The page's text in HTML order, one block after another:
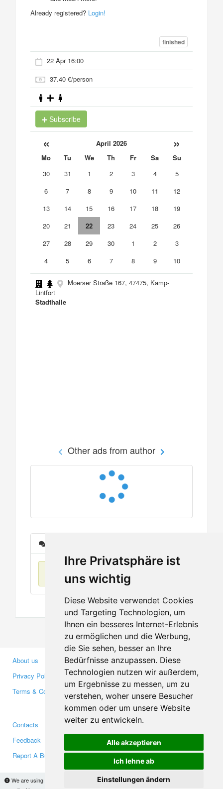
Ihre Privatsphäre ist
uns wichtig
Diese Website verwendet Cookies
und Targeting Technologien, um
Ihnen ein besseres Internet-Erlebnis
zu ermöglichen und die Werbung,
die Sie sehen, besser an Ihre
Bedürfnisse anzupassen. Diese
Technologien nutzen wir außerdem,
um Ergebnisse zu messen, um zu
verstehen, woher unsere Besucher
kommen oder um unsere Website
weiter zu entwickeln.
Alle akzeptieren
Ich lehne ab
Einstellungen ändern
We are using cookies to provide statistics that help us give you the best experience of
Already registered? Login!
finished
22 Apr 16:00
37.40 €/person
Subscribe
« April 2026 »
Mo Tu We Th Fr Sa
Su
30
31 1 2 3 4
5
6
7 8 9 10 11
12
13
14 15 16 17 18
19
20
21 22 23 24 25
26
27
28 29 30 1 2
3
4
5 6 7 8 9 10
Moerser Straße 167, 47475, Kamp-
Lintfort
Stadthalle
Other ads from author
No items found
About us
Privacy Policy
Terms & Conditions
Business Partners
Investors
Media
Contacts
Feedback
Report A Bug
Facebook
Twitter
YouTube
Google+